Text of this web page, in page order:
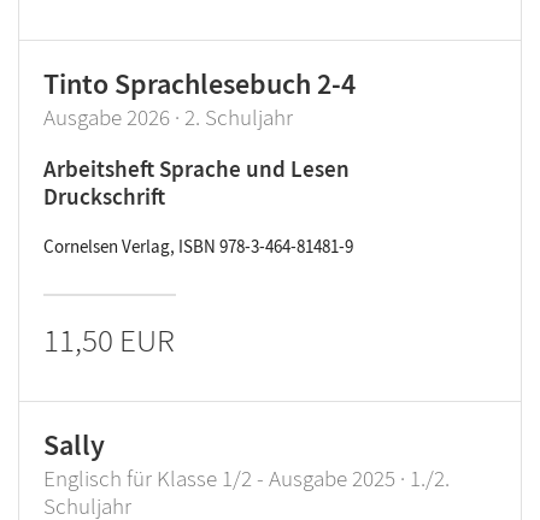
Tinto Sprachlesebuch 2-4
Ausgabe 2026 · 2. Schuljahr
Arbeitsheft Sprache und Lesen
Druckschrift
Cornelsen Verlag, ISBN 978-3-464-81481-9
11,50 EUR
Sally
Englisch für Klasse 1/2 - Ausgabe 2025 · 1./2.
Schuljahr